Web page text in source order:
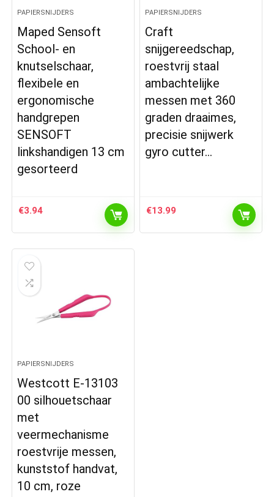
PAPIERSNIJDERS
Maped Sensoft
School- en
knutselschaar,
flexibele en
ergonomische
handgrepen
SENSOFT
linkshandigen 13 cm
gesorteerd
€3.94
PAPIERSNIJDERS
Craft
snijgereedschap,
roestvrij staal
ambachtelijke
messen met 360
graden draaimes,
precisie snijwerk
gyro cutter…
€13.99
PAPIERSNIJDERS
Westcott E-13103
00 silhouetschaar
met
veermechanisme
roestvrije messen,
kunststof handvat,
10 cm, roze